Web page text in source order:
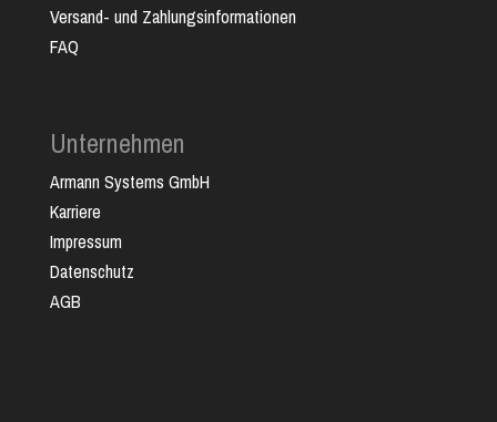
Versand- und Zahlungsinformationen
FAQ
Unternehmen
Armann Systems GmbH
Karriere
Impressum
Datenschutz
AGB